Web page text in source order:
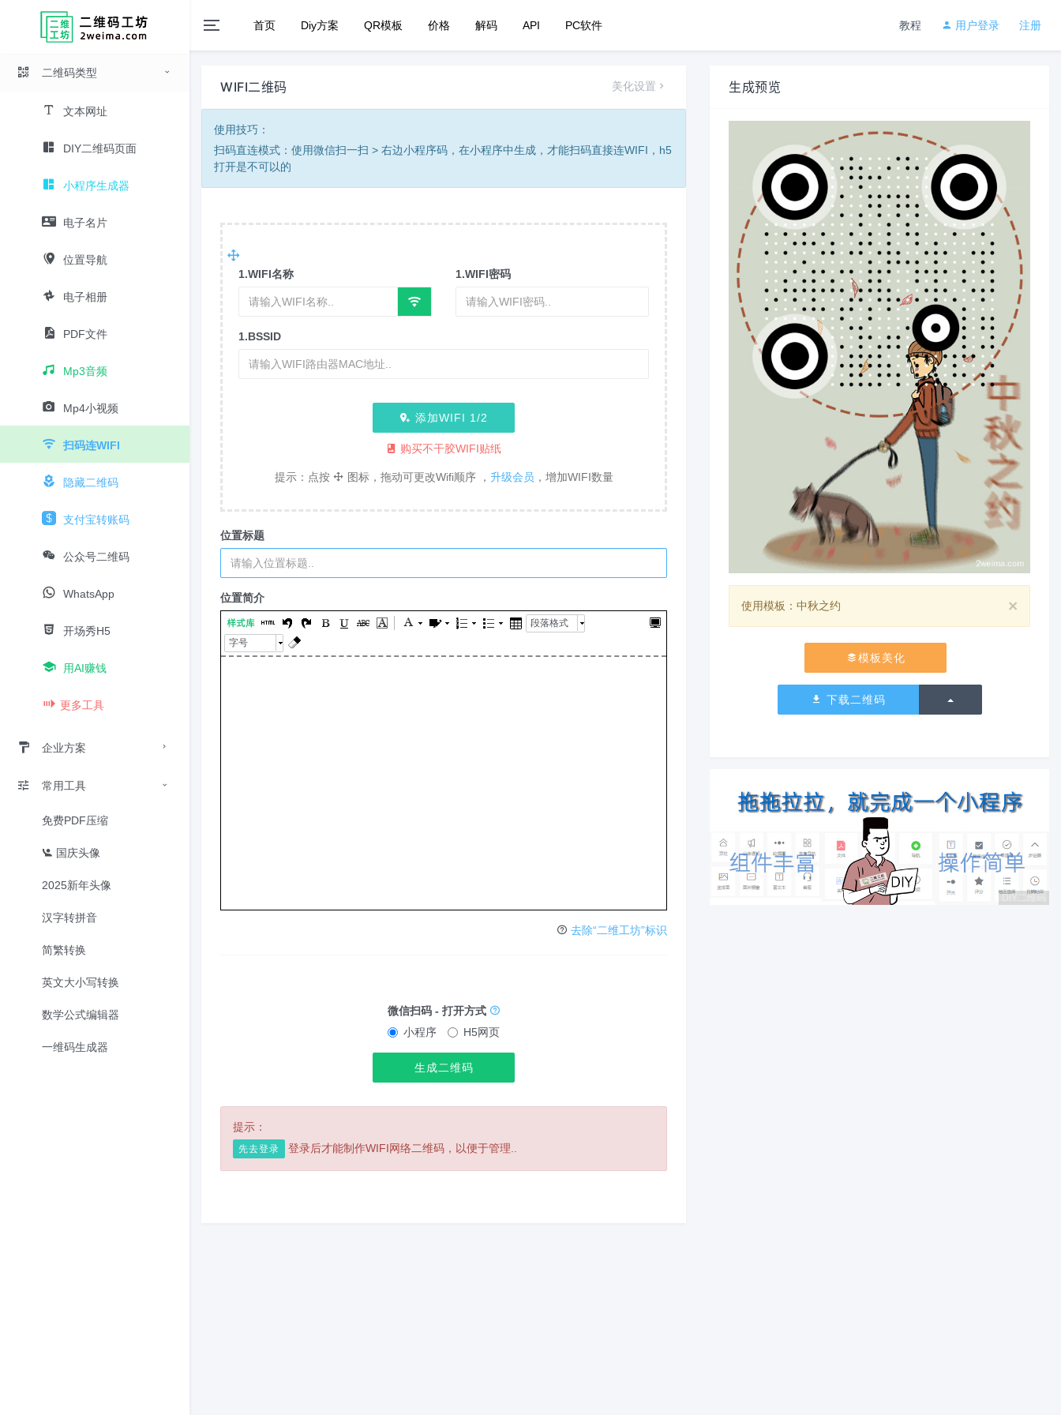
二维码类型
文本网址
DIY二维码页面
小程序生成器
电子名片
位置导航
电子相册
PDF文件
Mp3音频
Mp4小视频
扫码连WIFI
隐藏二维码
支付宝转账码
公众号二维码
WhatsApp
开场秀H5
用AI赚钱
更多工具
企业方案
常用工具
免费PDF压缩
国庆头像
2025新年头像
汉字转拼音
简繁转换
英文大小写转换
数学公式编辑器
一维码生成器
首页 Diy方案 QR模板 价格 解码 API PC软件 注册
用户登录
教程
WIFI二维码 美化设置
使用技巧：
扫码直连模式：使用微信扫一扫 > 右边小程序码，在小程序中生成，才能扫码直接连WIFI，h5
打开是不可以的
1.WIFI名称 1.WIFI密码
1.BSSID
添加WIFI 1 /2
购买不干胶WIFI贴纸
提示：点按 图标，拖动可更改Wifi顺序 ， 升级会员 ，增加WIFI数量
位置标题
位置简介
段落格式
字号
去除“二维工坊”标识
微信扫码 - 打开方式
小程序
H5网页
生成二维码
提示：
先去登录 登录后才能制作WIFI网络二维码，以便于管理..
生成预览
×
使用模板：中秋之约
模板美化
下载二维码 切换下拉列表